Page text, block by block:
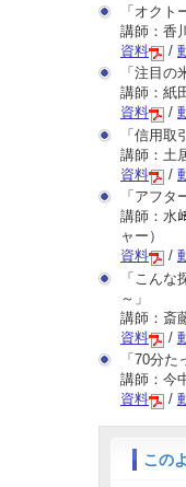
「オク
講師：香
資料
/
「注目
講師：紙
資料
/
「信用
講師：土
資料
/
「アフタ
講師：水
ャー）
資料
/
「こん
～」
講師：斎
資料
/
「70分た
講師：今
資料
/
この